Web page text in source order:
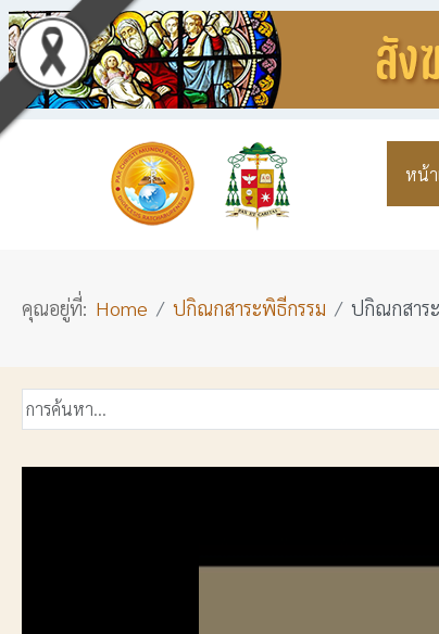
หน้า
คุณอยู่ที่: Home ปกิณกสาระพิธีกรรม ปกิณกสาร